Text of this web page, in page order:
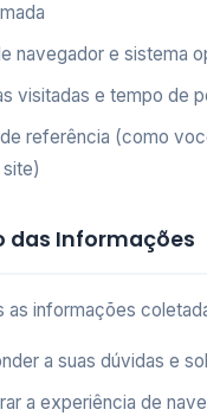
navegador e sistema
visitadas e tempo de
referência (como
das Informações
as informações
a suas dúvidas e
a experiência de